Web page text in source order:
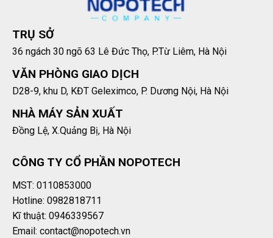
TRỤ SỞ
36 ngách 30 ngõ 63 Lê Đức Thọ, P.Từ Liêm, Hà Nội
VĂN PHÒNG GIAO DỊCH
D28-9, khu D, KĐT Geleximco, P. Dương Nội, Hà Nội
NHÀ MÁY SẢN XUẤT
Đồng Lệ, X.Quảng Bị, Hà Nội
CÔNG TY CỔ PHẦN NOPOTECH
MST: 0110853000
Hotline: 0982818711
Kĩ thuật: 0946339567
Email: contact@nopotech.vn